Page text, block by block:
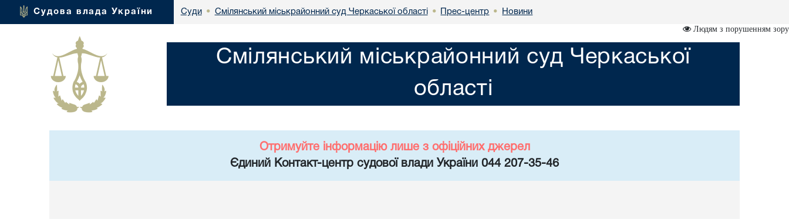
Судова влада України Суди • Смілянський міськрайонний суд Черкаської області • Прес-центр • Новини
Людям з порушенням зору
Смілянський міськрайонний суд Черкаської
області
Отримуйте інформацію лише з офіційних джерел
Єдиний Контакт-центр судової влади України 044 207-35-46